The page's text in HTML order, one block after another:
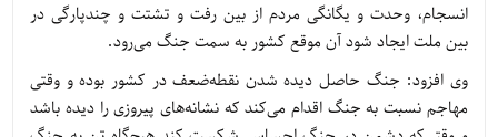
انسجام، وحدت و یگانگی مردم از بین رفت و تشتت و چندپارگی در
بین ملت ایجاد شود آن موقع کشور به سمت جنگ می‌رود.
وی افزود: جنگ حاصل دیده شدن نقطه‌ضعف در کشور بوده و وقتی
مهاجم نسبت به جنگ اقدام می‌کند که نشانه‌های پیروزی را دیده باشد